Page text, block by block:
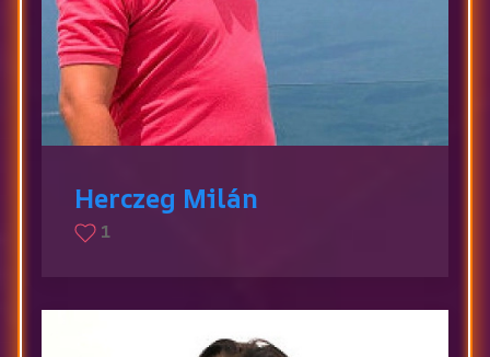
Herczeg Milán
1